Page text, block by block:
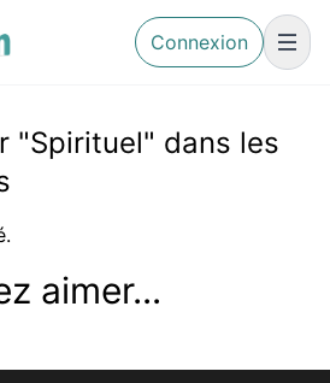
Connexion
"Spirituel" dans les
aimer...